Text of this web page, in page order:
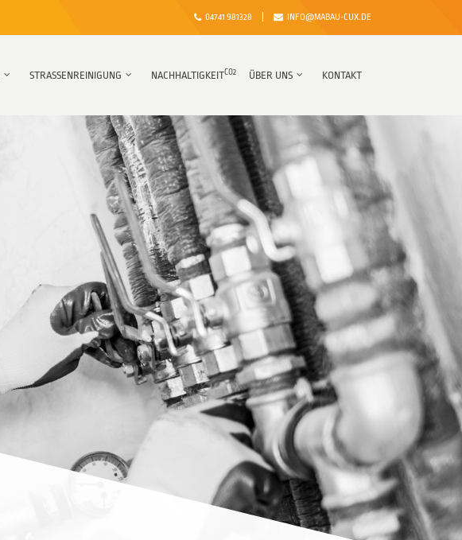
04741 981328 INFO@MABAU-CUX.DE
STRASSENREINIGUNG NACHHALTIGKEITCO2 ÜBER UNS KONTAKT